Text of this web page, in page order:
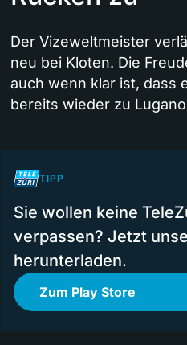
Der Vizeweltmeister
neu bei Kloten. Die
auch wenn klar ist, dass
bereits wieder zu
TIPP
Sie wollen keine
verpassen? Jetzt
herunterladen.
Zum Play Store